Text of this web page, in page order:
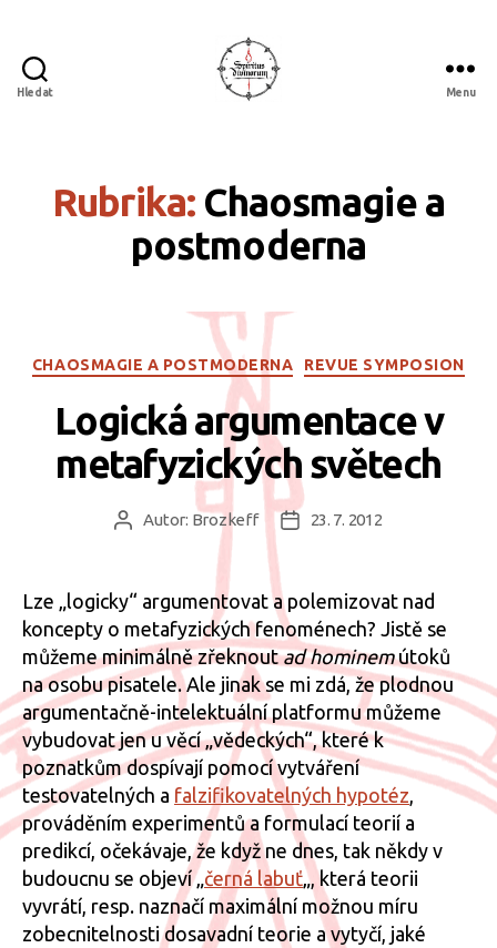
Hledat Menu
Rubrika: Chaosmagie a
postmoderna
Rubriky
CHAOSMAGIE A POSTMODERNA REVUE SYMPOSION
Logická argumentace v
metafyzických světech
AutorAutor: Brozkeff
Datum23. 7. 2012
Lze „logicky“ argumentovat a polemizovat nad
koncepty o metafyzických fenoménech? Jistě se
můžeme minimálně zřeknoutad hominemútoků
na osobu pisatele. Ale jinak se mi zdá, že plodnou
argumentačně-intelektuální platformu můžeme
vybudovat jen u věcí „vědeckých“, které k
poznatkům dospívají pomocí vytváření
testovatelných a falzifikovatelných hypotéz
prováděním experimentů a formulací teorií a
predikcí, očekávaje, že když ne dnes, tak někdy v
budoucnu se objeví „ černá labuť„, která teorii
vyvrátí, resp. naznačí maximální možnou míru
zobecnitelnosti dosavadní teorie a vytyčí, jaké